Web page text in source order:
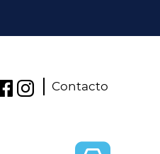
Contacto